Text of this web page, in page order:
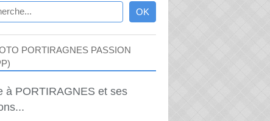
PORTIRAGNES PASSION
à PORTIRAGNES et ses